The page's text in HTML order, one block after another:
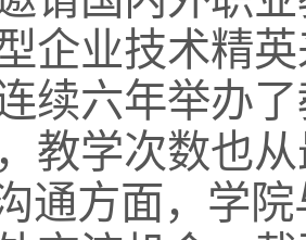
企业技术精
续六年举办
教学次数也
通方面，学